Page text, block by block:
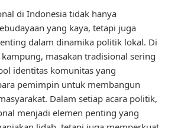
di Indonesia tidak hanya
yang kaya, tetapi juga
dalam dinamika politik lokal. Di
masakan tradisional sering
identitas komunitas yang
pemimpin untuk membangun
Dalam setiap acara politik,
menjadi elemen penting yang